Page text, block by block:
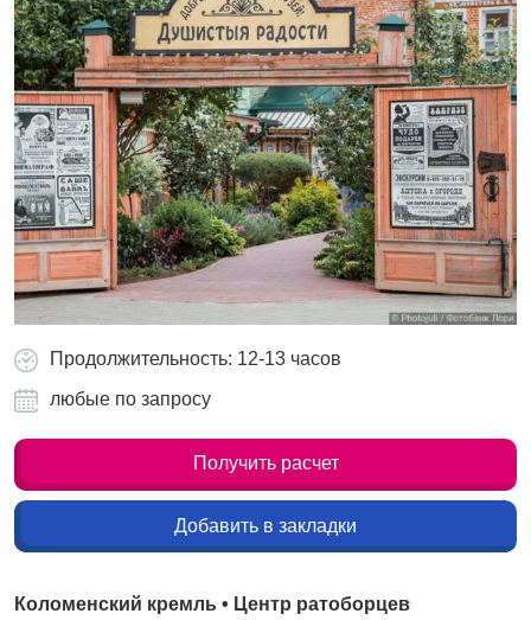
Продолжительность: 12-13 часов
любые по запросу
Получить расчет
Добавить в закладки
Коломенский кремль • Центр ратоборцев